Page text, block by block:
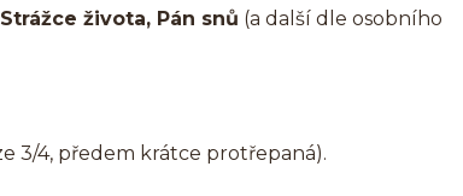
života, Pán snů (a další dle osobního
3/4, předem krátce protřepaná).